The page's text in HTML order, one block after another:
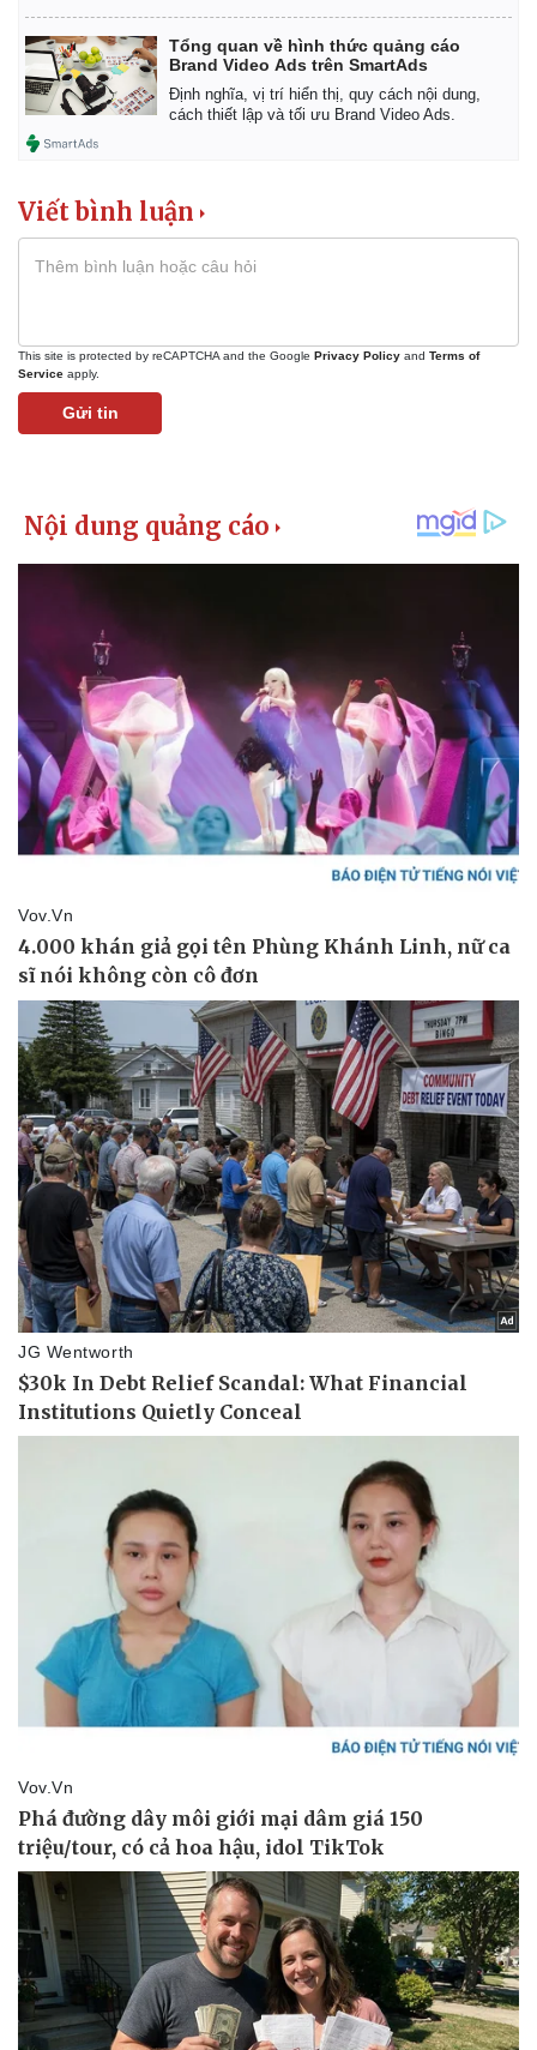
Kinh tế
Bất động sản
Khởi nghiệp
Thị trường
Giá vàng
Tiêu dùng
Tỷ giá
Giá cà phê
Tổng quan về hình thức quảng cáo
Brand Video Ads trên SmartAds
Định nghĩa, vị trí hiển thị, quy cách nội dung,
cách thiết lập và tối ưu Brand Video Ads.
Viết bình luận
This site is protected by reCAPTCHA and the Google Privacy Policy and Terms of
Service apply.
Gửi tin